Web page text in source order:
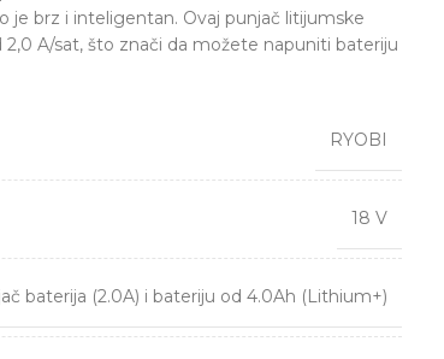
je brz i inteligentan. Ovaj punjač litijumske
A/sat, što znači da možete napuniti bateriju
RYOBI
18 V
baterija (2.0A) i bateriju od 4.0Ah (Lithium+)